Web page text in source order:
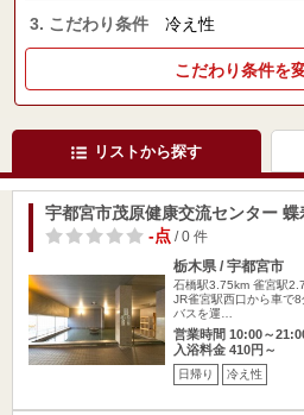
3. こだわり条件 冷え性
こだわり条件を
リストから探す
宇都宮市茂原健康交流センター
-点/ 0 件
栃木県 / 宇都宮市
石橋駅3.75km 雀宮駅
JR雀宮駅西口から車で
バスを運…
営業時間 10:00～
入浴料金 410円～
日帰り 冷え性